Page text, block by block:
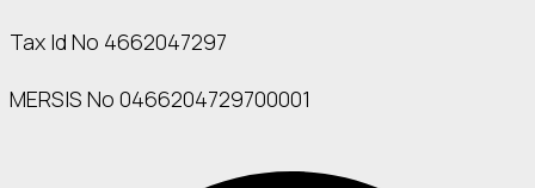
Tax Id No 4662047297
MERSIS No 0466204729700001